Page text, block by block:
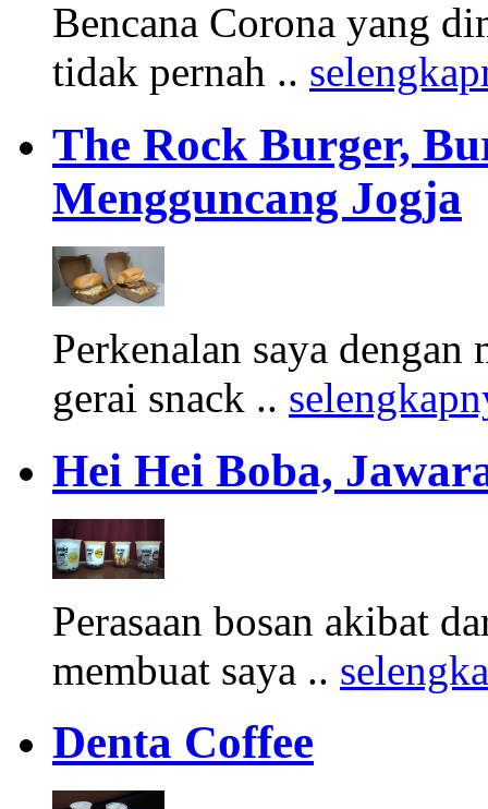
Bencana Corona yang
tidak pernah ..
The Rock Burger,
Mengguncang Jogja
Perkenalan saya
gerai snack ..
Hei Hei Boba,
Perasaan bosan akibat
membuat saya ..
Denta Coffee